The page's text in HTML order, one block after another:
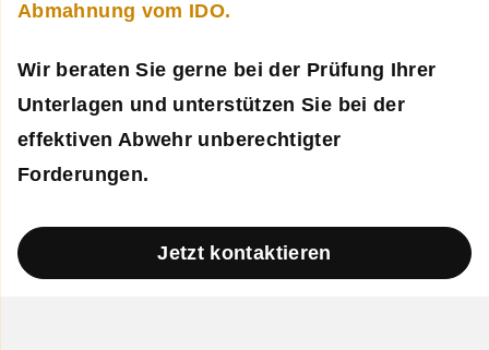
Abmahnung vom IDO.
Wir beraten Sie gerne bei der Prüfung Ihrer
Unterlagen und unterstützen Sie bei der
effektiven Abwehr unberechtigter
Forderungen.
Jetzt kontaktieren